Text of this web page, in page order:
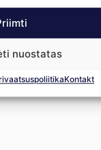
nuostatas
Kontakt